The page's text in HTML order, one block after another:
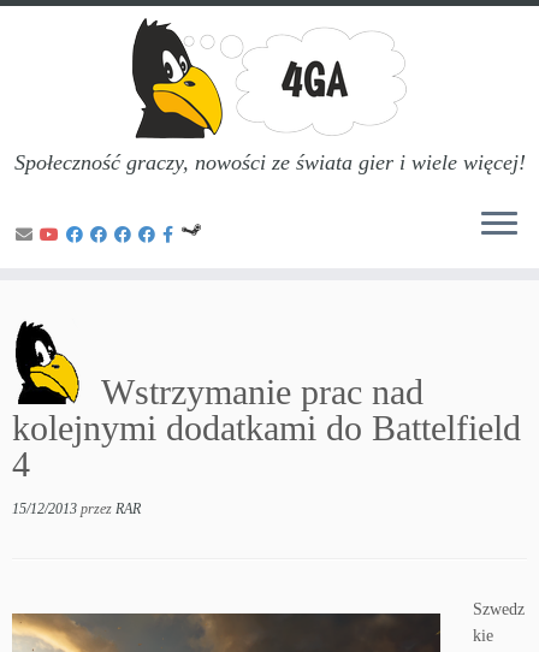
treści
Społeczność graczy, nowości ze świata gier i wiele więcej!
Wstrzymanie prac nad
kolejnymi dodatkami do Battelfield
4
15/12/2013 przez RAR
Szwedz
kie